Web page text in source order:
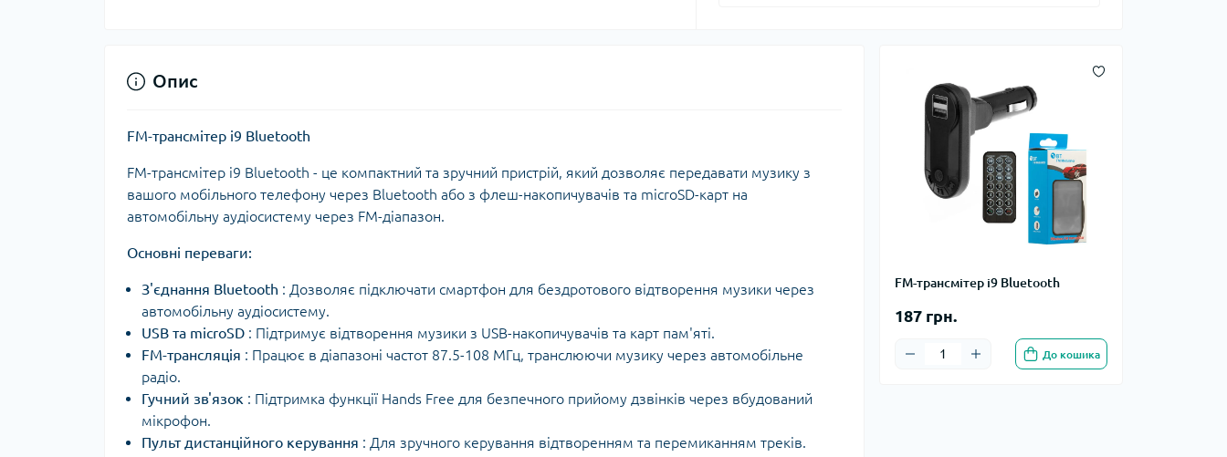
FM-трансмітер i9 Bluetooth
187 грн.
До кошика
Опис
FM-трансмітер i9 Bluetooth
FM-трансмітер i9 Bluetooth - це компактний та зручний пристрій, який дозволяє передавати музику з
вашого мобільного телефону через Bluetooth або з флеш-накопичувачів та microSD-карт на
автомобільну аудіосистему через FM-діапазон.
Основні переваги:
З'єднання Bluetooth : Дозволяє підключати смартфон для бездротового відтворення музики через
автомобільну аудіосистему.
USB та microSD : Підтримує відтворення музики з USB-накопичувачів та карт пам'яті.
FM-трансляція : Працює в діапазоні частот 87.5-108 МГц, транслюючи музику через автомобільне
радіо.
Гучний зв'язок : Підтримка функції Hands Free для безпечного прийому дзвінків через вбудований
мікрофон.
Пульт дистанційного керування : Для зручного керування відтворенням та перемиканням треків.